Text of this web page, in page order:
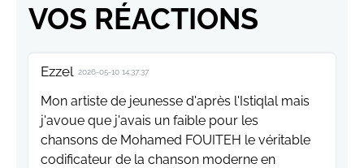
VOS RÉACTIONS
Ezzel 2026-05-10 14:37:37
Mon artiste de jeunesse d'après l'Istiqlal mais
j'avoue que j'avais un faible pour les
chansons de Mohamed FOUITEH le véritable
codificateur de la chanson moderne en